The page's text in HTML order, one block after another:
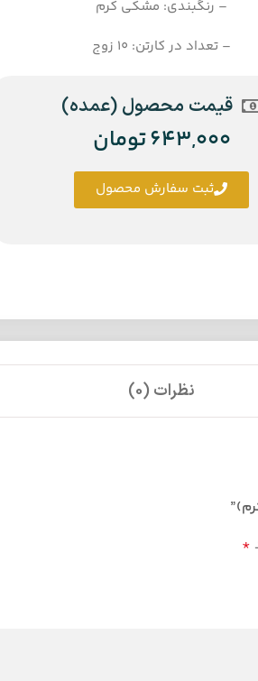
– رنگبندی: مشکی کرم
– تعداد در کارتن: 10 زوج
قیمت محصول (عمده)
643,000تومان
ثبت سفارش محصول
نظرات (0)
*